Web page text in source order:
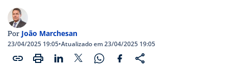
Por João Marchesan
23/04/2025 19:05•Atualizado em 23/04/2025 19:05